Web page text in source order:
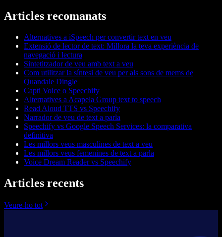
Articles recomanats
Alternatives a iSpeech per convertir text en veu
Extensió de lector de text: Millora la teva experiència de
navegació i lectura
Sintetitzador de veu amb text a veu
Com utilitzar la síntesi de veu per als sons de mems de
Quandale Dingle
Capti Voice o Speechify
Alternatives a Acapela Group text to speech
Read Aloud TTS vs Speechify
Narrador de veu de text a parla
Speechify vs Google Speech Services: la comparativa
definitiva
Les millors veus masculines de text a veu
Les millors veus femenines de text a parla
Voice Dream Reader vs Speechify
Articles recents
Veure-ho tot